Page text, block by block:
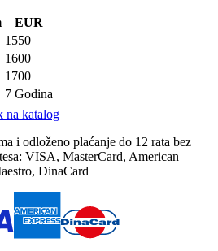
EUR
1550
1600
1700
7 Godina
na katalog
i odloženo plaćanje do 12 rata bez
VISA, MasterCard, American
DinaCard